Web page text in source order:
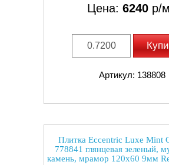
Цена: 6240 р/
Артикул: 138808
Плитка Eccentric Luxe Mint
778841 глянцевая зеленый,
камень, мрамор 120x60 9мм